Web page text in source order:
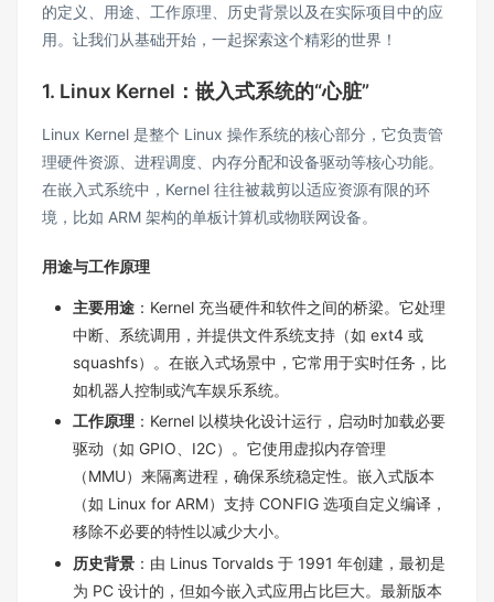
的定义、用途、工作原理、历史背景以及在实际项目中的应
用。让我们从基础开始，一起探索这个精彩的世界！
1. Linux Kernel：嵌入式系统的“心脏”
Linux Kernel 是整个 Linux 操作系统的核心部分，它负责管
理硬件资源、进程调度、内存分配和设备驱动等核心功能。
在嵌入式系统中，Kernel 往往被裁剪以适应资源有限的环
境，比如 ARM 架构的单板计算机或物联网设备。
用途与工作原理
主要用途 ：Kernel 充当硬件和软件之间的桥梁。它处理
中断、系统调用，并提供文件系统支持（如 ext4 或
squashfs）。在嵌入式场景中，它常用于实时任务，比
如机器人控制或汽车娱乐系统。
工作原理 ：Kernel 以模块化设计运行，启动时加载必要
驱动（如 GPIO、I2C）。它使用虚拟内存管理
（MMU）来隔离进程，确保系统稳定性。嵌入式版本
（如 Linux for ARM）支持 CONFIG 选项自定义编译，
移除不必要的特性以减少大小。
历史背景 ：由 Linus Torvalds 于 1991 年创建，最初是
为 PC 设计的，但如今嵌入式应用占比巨大。最新版本